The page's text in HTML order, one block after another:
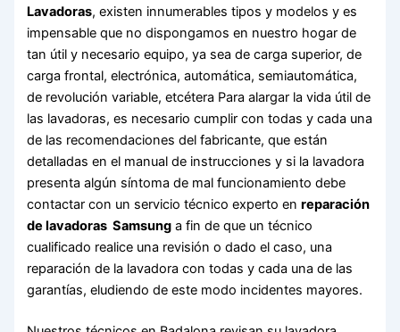
Lavadoras, existen innumerables tipos y modelos y es
impensable que no dispongamos en nuestro hogar de
tan útil y necesario equipo, ya sea de carga superior, de
carga frontal, electrónica, automática, semiautomática,
de revolución variable, etcétera Para alargar la vida útil de
las lavadoras, es necesario cumplir con todas y cada una
de las recomendaciones del fabricante, que están
detalladas en el manual de instrucciones y si la lavadora
presenta algún síntoma de mal funcionamiento debe
contactar con un servicio técnico experto enreparación
de lavadoras Samsung a fin de que un técnico
cualificado realice una revisión o dado el caso, una
reparación de la lavadora con todas y cada una de las
garantías, eludiendo de este modo incidentes mayores.